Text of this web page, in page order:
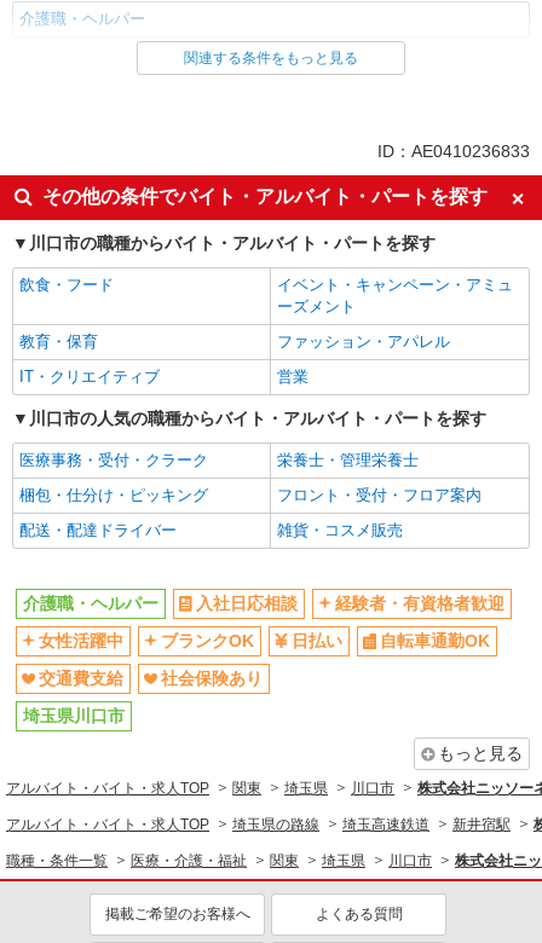
介護職・ヘルパー
同じ雇用形態から新井宿駅の求人を探す
入社日応相談
経験者・有資格者歓迎
女性活躍中
ブランクOK
日払い
自転車通勤OK
交通費支給
社会保険あり
同じ職種から求人を探す
医療・介護・福祉
介護職・ヘルパー
同じ特徴から求人を探す
日払い
交通費支給
社会保険あり
関連する条件をもっと見る
ID：AE0410236833
その他の条件でバイト・アルバイト・パートを探す
川口市の職種からバイト・アルバイト・パートを探す
飲食・フード
イベント・キャンペーン・アミュ
ーズメント
教育・保育
ファッション・アパレル
IT・クリエイティブ
営業
川口市の人気の職種からバイト・アルバイト・パートを探す
医療事務・受付・クラーク
栄養士・管理栄養士
梱包・仕分け・ピッキング
フロント・受付・フロア案内
配送・配達ドライバー
雑貨・コスメ販売
介護職・ヘルパー 入社日応相談
経験者・有資格者歓迎
女性活躍中
ブランクOK 日払い
自転車通勤OK
交通費支給
社会保険あり
埼玉県川口市
もっと見る
アルバイト・バイト・求人TOP 関東 埼玉県 川口市 株式会社ニッソー
アルバイト・バイト・求人TOP 埼玉県の路線 埼玉高速鉄道 新井宿駅
職種・条件一覧 医療・介護・福祉 関東 埼玉県 川口市 株式会社ニ
掲載ご希望のお客様へ よくある質問